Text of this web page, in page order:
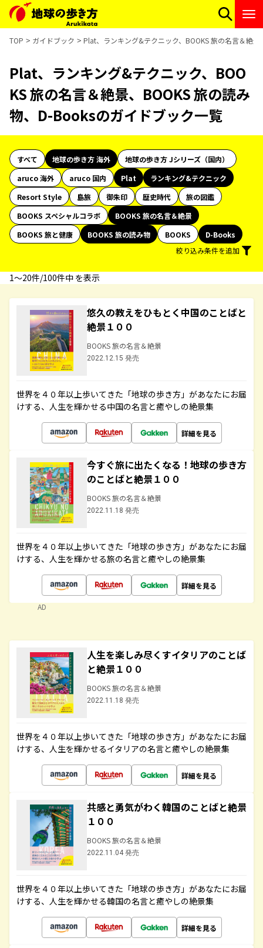
TOP ガイドブック Plat、ランキング&テクニック、BOOKS 旅の名言＆絶
Plat、ランキング&テクニック、BOO
KS 旅の名言＆絶景、BOOKS 旅の読み
物、D-Booksのガイドブック一覧
すべて 地球の歩き方 海外
地球の歩き方 Jシリーズ（国内）
aruco 海外
aruco 国内 Plat
ランキング&テクニック
Resort Style
島旅 御朱印 歴史時代
旅の図鑑
BOOKS スペシャルコラボ
BOOKS 旅の名言＆絶景
BOOKS 旅と健康
BOOKS 旅の読み物 BOOKS
D-Books
絞り込み条件を追加
1〜20件/100件中 を表示
悠久の教えをひもとく中国のことばと
絶景１００
BOOKS 旅の名言＆絶景
2022.12.15 発売
世界を４０年以上歩いてきた「地球の歩き方」があなたにお届
けする、人生を輝かせる中国の名言と癒やしの絶景集
詳細を見る
今すぐ旅に出たくなる！地球の歩き方
のことばと絶景１００
BOOKS 旅の名言＆絶景
2022.11.18 発売
世界を４０年以上歩いてきた「地球の歩き方」があなたにお届
けする、人生を輝かせる旅の名言と癒やしの絶景集
詳細を見る
AD
人生を楽しみ尽くすイタリアのことば
と絶景１００
BOOKS 旅の名言＆絶景
2022.11.18 発売
世界を４０年以上歩いてきた「地球の歩き方」があなたにお届
けする、人生を輝かせるイタリアの名言と癒やしの絶景集
詳細を見る
共感と勇気がわく韓国のことばと絶景
１００
BOOKS 旅の名言＆絶景
2022.11.04 発売
世界を４０年以上歩いてきた「地球の歩き方」があなたにお届
けする、人生を輝かせる韓国の名言と癒やしの絶景集
詳細を見る